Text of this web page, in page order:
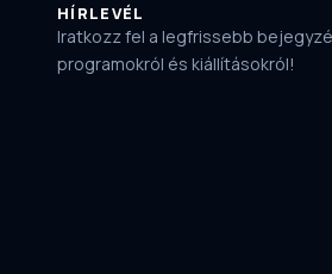
HÍRLEVÉL
Iratkozz fel a legfrissebb
programokról és kiállításokról!